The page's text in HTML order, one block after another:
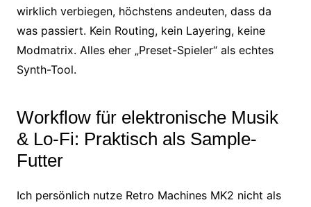
wirklich verbiegen, höchstens andeuten, dass da
was passiert. Kein Routing, kein Layering, keine
Modmatrix. Alles eher „Preset-Spieler“ als echtes
Synth-Tool.
Workflow für elektronische Musik
& Lo-Fi: Praktisch als Sample-
Futter
Ich persönlich nutze Retro Machines MK2 nicht als